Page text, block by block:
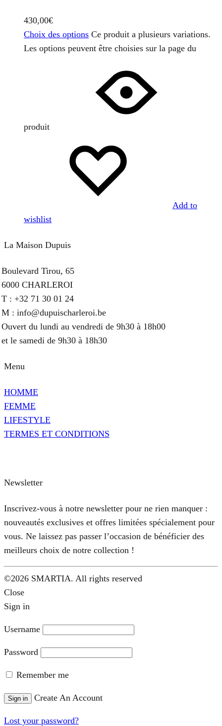
430,00€
Choix des options Ce produit a plusieurs variations.
Les options peuvent être choisies sur la page du
produit
Add to
wishlist
La Maison Dupuis
Boulevard Tirou, 65
6000 CHARLEROI
T : +32 71 30 01 24
M : info@dupuischarleroi.be
Ouvert du lundi au vendredi de 9h30 à 18h00
et le samedi de 9h30 à 18h30
Menu
HOMME
FEMME
LIFESTYLE
TERMES ET CONDITIONS
Newsletter
Inscrivez-vous à notre newsletter pour ne rien manquer :
nouveautés exclusives et offres limitées spécialement pour
vous. Ne laissez pas passer l’occasion de bénéficier des
meilleurs choix de notre collection !
©2026 SMARTIA. All rights reserved
Close
Sign in
Username
Password
Remember me
Sign in Create An Account
Lost your password?